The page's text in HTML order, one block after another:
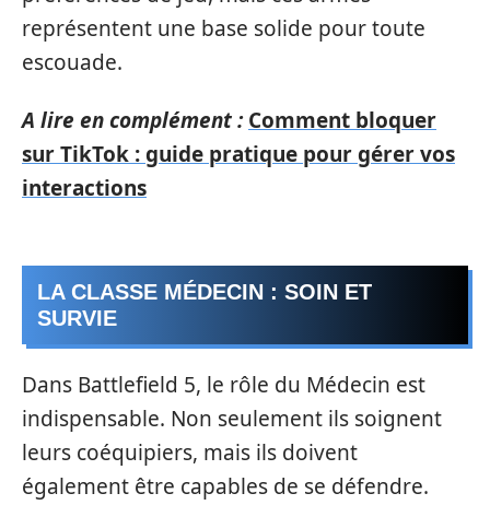
représentent une base solide pour toute
escouade.
A lire en complément : Comment bloquer
sur TikTok : guide pratique pour gérer vos
interactions
LA CLASSE MÉDECIN : SOIN ET
SURVIE
Dans Battlefield 5, le rôle du Médecin est
indispensable. Non seulement ils soignent
leurs coéquipiers, mais ils doivent
également être capables de se défendre.